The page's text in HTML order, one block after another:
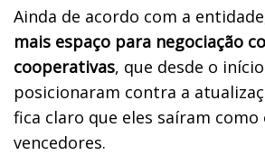
Ainda de acordo com a
mais espaço para negociação
cooperativas, que desde o
posicionaram contra a
fica claro que eles saíram como
vencedores.